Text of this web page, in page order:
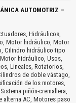
AUTOMOTRIZ –
Hidráulicos,
Motor hidráulico, Motor
Cilindro hidráulico tipo
hidráulico, Usos,
Lineales, Rotatorios,
de doble vástago,
de los motores,
piñón-cremallera,
alterna AC, Motores paso